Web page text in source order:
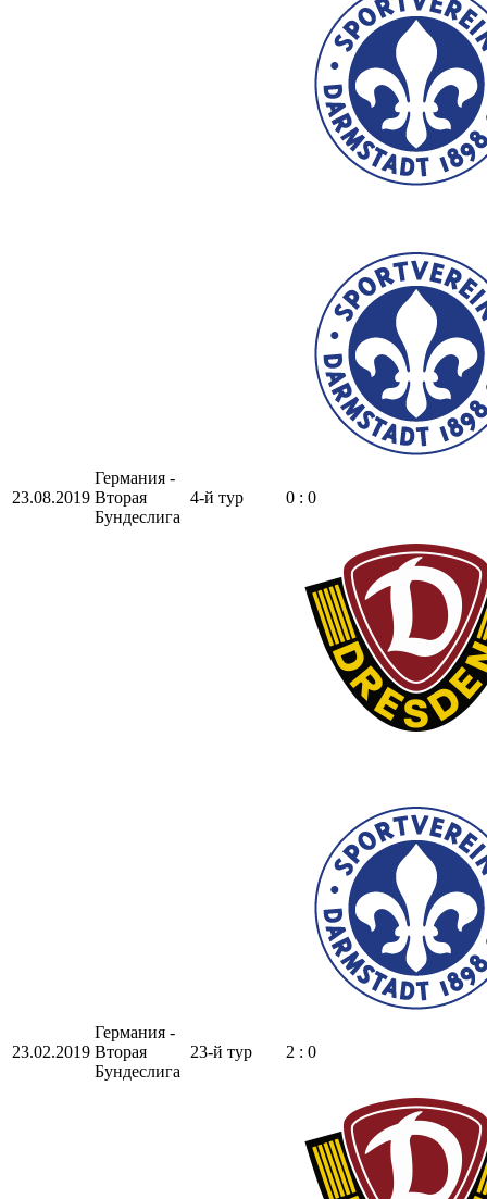
23.08.2019
Германия -
Вторая
Бундеслига
4-й тур 0 : 0
23.02.2019
Германия -
Вторая
Бундеслига
23-й тур 2 : 0